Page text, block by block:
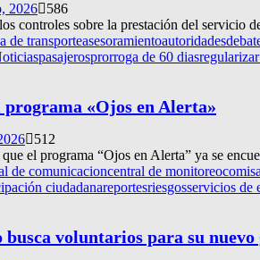
2026
586
controles sobre la prestación del servicio
de transporteasesoramientoautoridades
pasajerosprorroga de 60 dias
programa «Ojos en Alerta»
512
el programa “Ojos en Alerta” ya se
de comunicacioncentral de monitoreo
ciudadanareportesriesgosservicios de
voluntarios para su nuevo